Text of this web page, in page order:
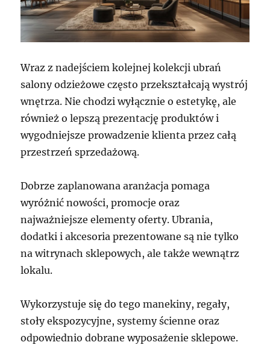
Wraz z nadejściem kolejnej kolekcji ubrań
salony odzieżowe często przekształcają wystrój
wnętrza. Nie chodzi wyłącznie o estetykę, ale
również o lepszą prezentację produktów i
wygodniejsze prowadzenie klienta przez całą
przestrzeń sprzedażową.
Dobrze zaplanowana aranżacja pomaga
wyróżnić nowości, promocje oraz
najważniejsze elementy oferty. Ubrania,
dodatki i akcesoria prezentowane są nie tylko
na witrynach sklepowych, ale także wewnątrz
lokalu.
Wykorzystuje się do tego manekiny, regały,
stoły ekspozycyjne, systemy ścienne oraz
odpowiednio dobrane wyposażenie sklepowe.